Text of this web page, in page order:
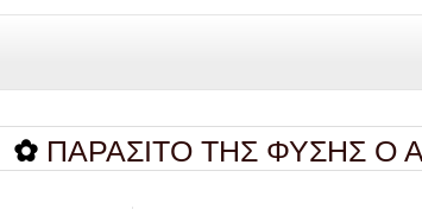
ΤΗΣ ΦΥΣΗΣ Ο